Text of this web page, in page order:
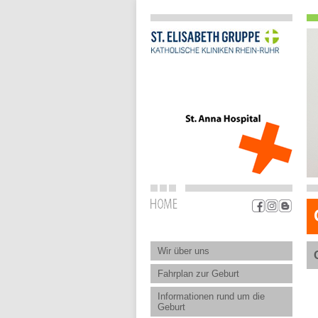
Wir über uns
Fahrplan zur Geburt
Informationen rund um die
Geburt